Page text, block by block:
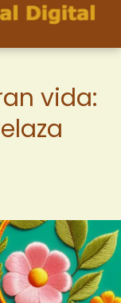
vida: